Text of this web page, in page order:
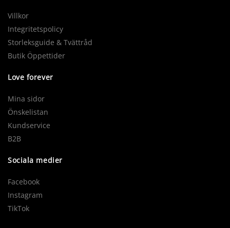
Villkor
Integritetspolicy
Storleksguide & Tvättråd
Butik Öppettider
Love forever
Mina sidor
Önskelistan
Kundservice
B2B
Sociala medier
Facebook
Instagram
TikTok